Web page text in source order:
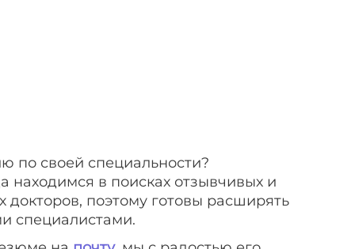
по своей специальности?
находимся в поисках отзывчивых и
докторов, поэтому готовы расширять
специалистами.